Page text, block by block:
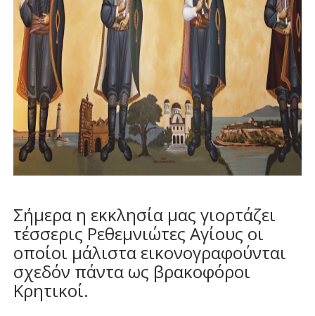
Σήμερα η εκκλησία μας γιορτάζει
τέσσερις Ρεθεμνιώτες Αγίους οι
οποίοι μάλιστα εικονογραφούνται
σχεδόν πάντα ως βρακοφόροι
Κρητικοί.